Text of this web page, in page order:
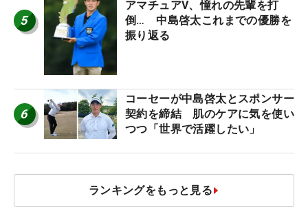
5
アマチュアV、憧れの先輩を打
倒… 中島啓太これまでの優勝を
振り返る
6
コーセーが中島啓太とスポンサー
契約を締結 肌のケアに気を使い
つつ「世界で活躍したい」
ランキングをもっと見る